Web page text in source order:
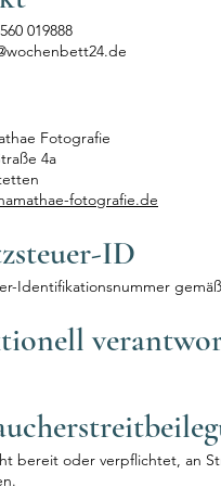
019888
Fotografie
4a
fotografie.de
ID
Identifikationsnummer
bereit oder verpflichtet, an